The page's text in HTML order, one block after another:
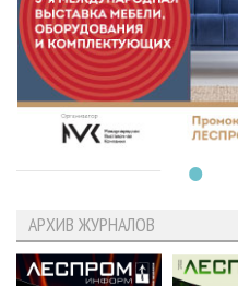
АРХИВ ЖУРНАЛОВ